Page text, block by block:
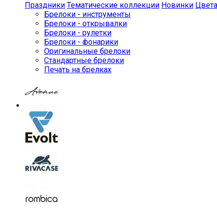
Праздники Тематические коллекции Новинки Цвета
Брелоки - инструменты
Брелоки - открывалки
Брелоки - рулетки
Брелоки - фонарики
Оригинальные брелоки
Стандартные брелоки
Печать на брелках